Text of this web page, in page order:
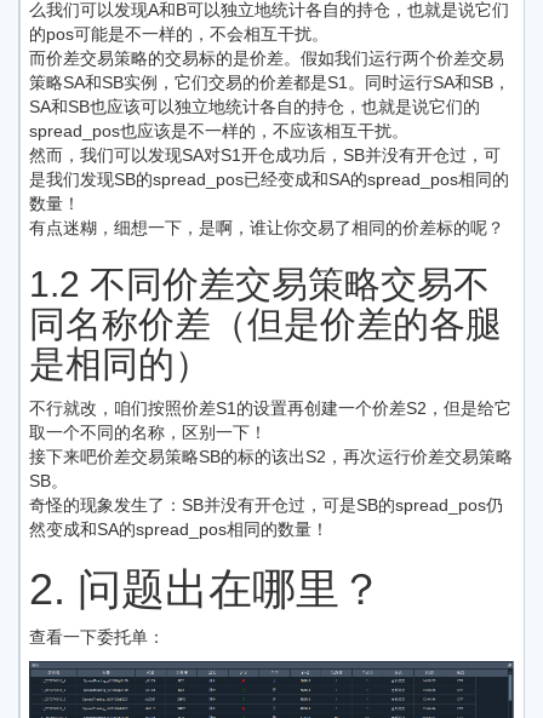
么我们可以发现A和B可以独立地统计各自的持仓，也就是说它们
的pos可能是不一样的，不会相互干扰。
而价差交易策略的交易标的是价差。假如我们运行两个价差交易
策略SA和SB实例，它们交易的价差都是S1。同时运行SA和SB，
SA和SB也应该可以独立地统计各自的持仓，也就是说它们的
spread_pos也应该是不一样的，不应该相互干扰。
然而，我们可以发现SA对S1开仓成功后，SB并没有开仓过，可
是我们发现SB的spread_pos已经变成和SA的spread_pos相同的
数量！
有点迷糊，细想一下，是啊，谁让你交易了相同的价差标的呢？
1.2 不同价差交易策略交易不
同名称价差（但是价差的各腿
是相同的）
不行就改，咱们按照价差S1的设置再创建一个价差S2，但是给它
取一个不同的名称，区别一下！
接下来吧价差交易策略SB的标的该出S2，再次运行价差交易策略
SB。
奇怪的现象发生了：SB并没有开仓过，可是SB的spread_pos仍
然变成和SA的spread_pos相同的数量！
2. 问题出在哪里？
查看一下委托单：